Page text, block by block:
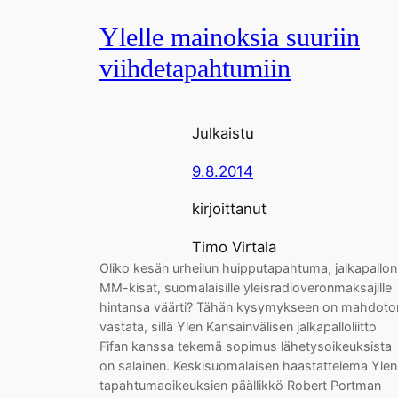
Ylelle mainoksia suuriin
viihdetapahtumiin
Julkaistu
9.8.2014
kirjoittanut
Timo Virtala
Oliko kesän urheilun huipputapahtuma, jalkapallon
MM-kisat, suomalaisille yleisradioveronmaksajille
hintansa väärti? Tähän kysymykseen on
vastata, sillä Ylen Kansainvälisen jalkapalloliitto
Fifan kanssa tekemä sopimus lähetysoikeuksista
on salainen. Keskisuomalaisen haastattelema Ylen
tapahtumaoikeuksien päällikkö Robert Portman